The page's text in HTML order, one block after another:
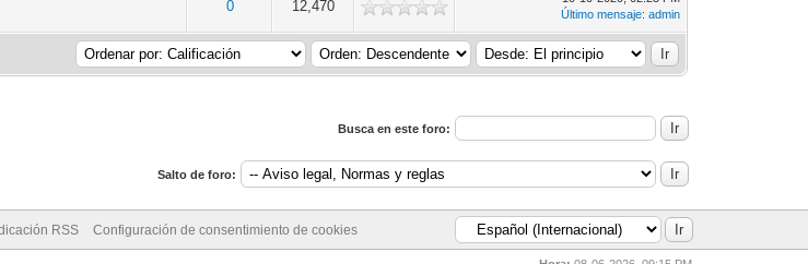
0 12,470
Último mensaje:admin
Busca en este foro:
Salto de foro:
RSS Configuración de consentimiento de cookies